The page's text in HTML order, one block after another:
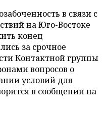
в связи с
на Юго-Востоке
конец
за срочное
Контактной группы
вопросов о
условий для
в сообщении на